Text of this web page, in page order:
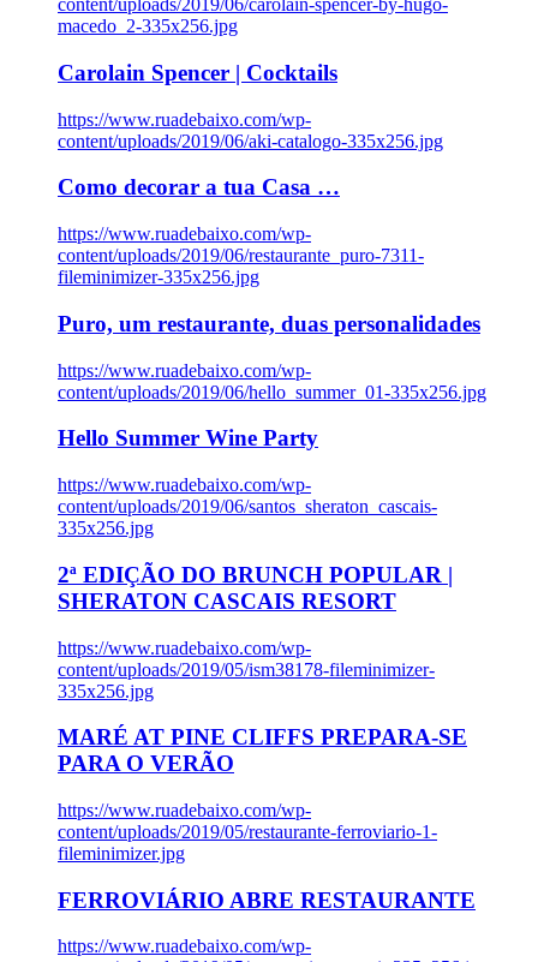
content/uploads/2019/06/carolain-spencer-by-hugo-
macedo_2-335x256.jpg
Carolain Spencer | Cocktails
https://www.ruadebaixo.com/wp-
content/uploads/2019/06/aki-catalogo-335x256.jpg
Como decorar a tua Casa …
https://www.ruadebaixo.com/wp-
content/uploads/2019/06/restaurante_puro-7311-
fileminimizer-335x256.jpg
Puro, um restaurante, duas personalidades
https://www.ruadebaixo.com/wp-
content/uploads/2019/06/hello_summer_01-335x256.jpg
Hello Summer Wine Party
https://www.ruadebaixo.com/wp-
content/uploads/2019/06/santos_sheraton_cascais-
335x256.jpg
2ª EDIÇÃO DO BRUNCH POPULAR |
SHERATON CASCAIS RESORT
https://www.ruadebaixo.com/wp-
content/uploads/2019/05/ism38178-fileminimizer-
335x256.jpg
MARÉ AT PINE CLIFFS PREPARA-SE
PARA O VERÃO
https://www.ruadebaixo.com/wp-
content/uploads/2019/05/restaurante-ferroviario-1-
fileminimizer.jpg
FERROVIÁRIO ABRE RESTAURANTE
https://www.ruadebaixo.com/wp-